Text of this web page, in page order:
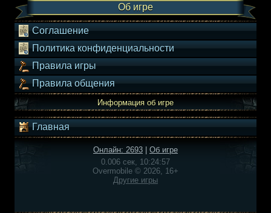
Об игре
Соглашение
Политика конфиденциальности
Правила игры
Правила общения
Информация об игре
Главная
Онлайн: 2693
Об игре
0.006 сек, 10:24:57
Overmobile © 2026, 16+
Другие игры